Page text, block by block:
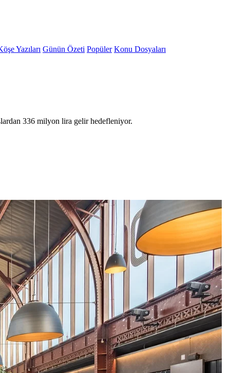
Yazıları Günün Özeti Popüler Konu Dosyaları
336 milyon lira gelir hedefleniyor.